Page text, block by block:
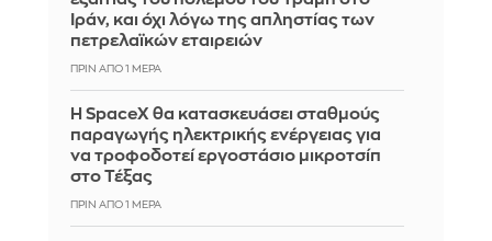
Ιράν, και όχι λόγω της απληστίας των
πετρελαϊκών εταιρειών
ΠΡΙΝ ΑΠΌ 1 ΜΈΡΑ
Η SpaceX θα κατασκευάσει σταθμούς
παραγωγής ηλεκτρικής ενέργειας για
να τροφοδοτεί εργοστάσιο μικροτσίπ
στο Τέξας
ΠΡΙΝ ΑΠΌ 1 ΜΈΡΑ